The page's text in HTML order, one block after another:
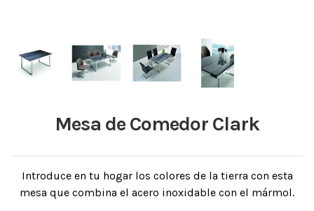
Mesa de Comedor Clark
Introduce en tu hogar los colores de la tierra con esta
mesa que combina el acero inoxidable con el mármol.